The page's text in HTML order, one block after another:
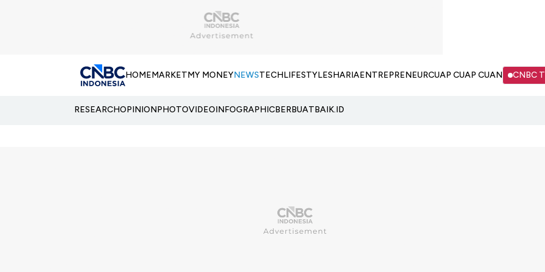
HOMEMARKETMY MONEYNEWSTECHLIFESTYLESHARIAENTREPRENEURCUAP CUAP CUAN CNBC
RESEARCHOPINIONPHOTOVIDEOINFOGRAPHICBERBUATBAIK.ID